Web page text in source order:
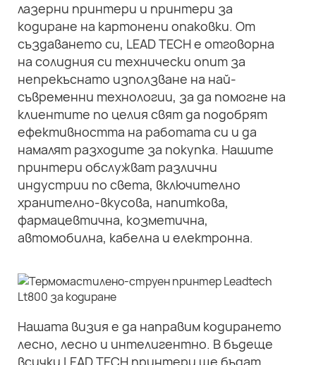
лазерни принтери и принтери за
кодиране на картонени опаковки. От
създаването си, LEAD TECH е отговорна
на солидния си технически опит за
непрекъснато използване на най-
съвременни технологии, за да помогне на
клиентите по целия свят да подобрят
ефективността на работата си и да
намалят разходите за покупка. Нашите
принтери обслужват различни
индустрии по света, включително
хранително-вкусова, напиткова,
фармацевтична, козметична,
автомобилна, кабелна и електронна.
Нашата визия е да направим кодирането
лесно, лесно и интелигентно. В бъдеще